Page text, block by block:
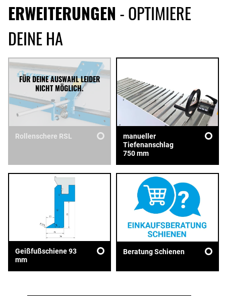
ERWEITERUNGEN - OPTIMIERE
DEINE HA
Rollenschere RSL
manueller
Tiefenanschlag
750 mm
Geißfußschiene 93
mm
Beratung Schienen